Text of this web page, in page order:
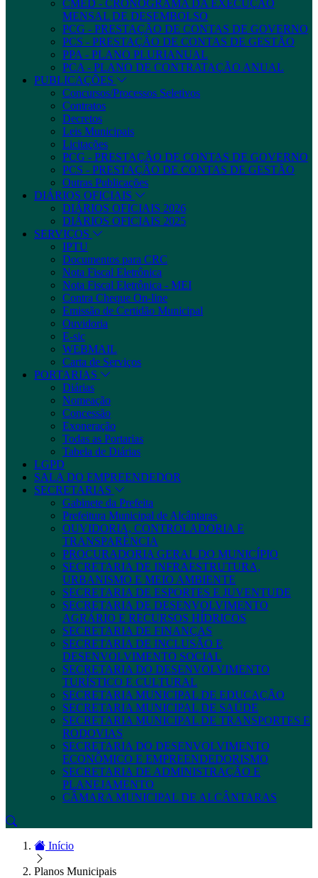
CMED - CRONOGRAMA DA EXECUÇÃO
MENSAL DE DESEMBOLSO
PCG - PRESTAÇÃO DE CONTAS DE GOVERNO
PCS - PRESTAÇÃO DE CONTAS DE GESTÃO
PPA - PLANO PLURIANUAL
PCA - PLANO DE CONTRATAÇÃO ANUAL
PUBLICAÇÕES
Concursos/Processos Seletivos
Contratos
Decretos
Leis Municipais
Licitações
PCG - PRESTAÇÃO DE CONTAS DE GOVERNO
PCS - PRESTAÇÃO DE CONTAS DE GESTÃO
Outras Publicações
DIÁRIOS OFICIAIS
DIÁRIOS OFICIAIS 2026
DIÁRIOS OFICIAIS 2025
SERVIÇOS
IPTU
Documentos para CRC
Nota Fiscal Eletrônica
Nota Fiscal Eletrônica - MEI
Contra Cheque On-line
Emissão de Certidão Municipal
Ouvidoria
E-sic
WEBMAIL
Carta de Serviços
PORTARIAS
Diárias
Nomeação
Concessão
Exoneração
Todas as Portarias
Tabela de Diárias
LGPD
SALA DO EMPREENDEDOR
SECRETARIAS
Gabinete da Prefeita
Prefeitura Municipal de Alcântaras
OUVIDORIA, CONTROLADORIA E
TRANSPARÊNCIA
PROCURADORIA GERAL DO MUNICÍPIO
SECRETARIA DE INFRAESTRUTURA,
URBANISMO E MEIO AMBIENTE
SECRETARIA DE ESPORTES E JUVENTUDE
SECRETARIA DE DESENVOLVIMENTO
AGRÁRIO E RECURSOS HÍDRICOS
SECRETARIA DE FINANÇAS
SECRETARIA DE INCLUSÃO E
DESENVOLVIMENTO SOCIAL
SECRETARIA DO DESENVOLVIMENTO
TURÍSTICO E CULTURAL
SECRETARIA MUNICIPAL DE EDUCAÇÃO
SECRETARIA MUNICIPAL DE SAÚDE
SECRETARIA MUNICIPAL DE TRANSPORTES E
RODOVIAS
SECRETARIA DO DESENVOLVIMENTO
ECONÔMICO E EMPREENDEDORISMO
SECRETARIA DE ADMINISTRAÇÃO E
PLANEJAMENTO
CÂMARA MUNICIPAL DE ALCÂNTARAS
Início
Planos Municipais